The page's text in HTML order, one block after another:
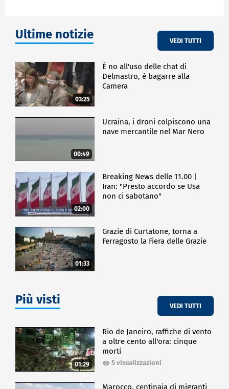
Ultime notizie VEDI TUTTI
03:25
È no all'uso delle chat di
Delmastro, è bagarre alla
Camera
00:49
Ucraina, i droni colpiscono una
nave mercantile nel Mar Nero
02:00
Breaking News delle 11.00 |
Iran: "Presto accordo se Usa
non ci sabotano"
01:33
Grazie di Curtatone, torna a
Ferragosto la Fiera delle Grazie
Più visti VEDI TUTTI
01:29
Rio de Janeiro, raffiche di vento
a oltre cento all'ora: cinque
morti
5 visualizzazioni
Marocco, centinaia di migranti